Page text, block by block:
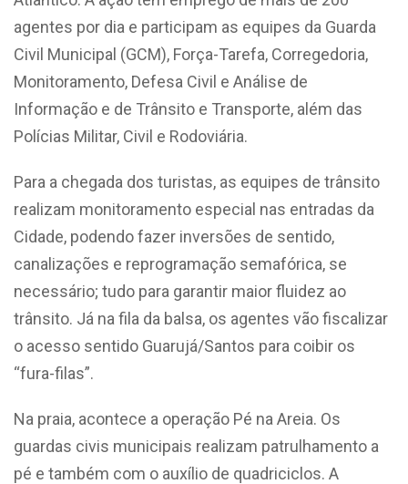
agentes por dia e participam as equipes da Guarda
Civil Municipal (GCM), Força-Tarefa, Corregedoria,
Monitoramento, Defesa Civil e Análise de
Informação e de Trânsito e Transporte, além das
Polícias Militar, Civil e Rodoviária.
Para a chegada dos turistas, as equipes de trânsito
realizam monitoramento especial nas entradas da
Cidade, podendo fazer inversões de sentido,
canalizações e reprogramação semafórica, se
necessário; tudo para garantir maior fluidez ao
trânsito. Já na fila da balsa, os agentes vão fiscalizar
o acesso sentido Guarujá/Santos para coibir os
“fura-filas”.
Na praia, acontece a operação Pé na Areia. Os
guardas civis municipais realizam patrulhamento a
pé e também com o auxílio de quadriciclos. A